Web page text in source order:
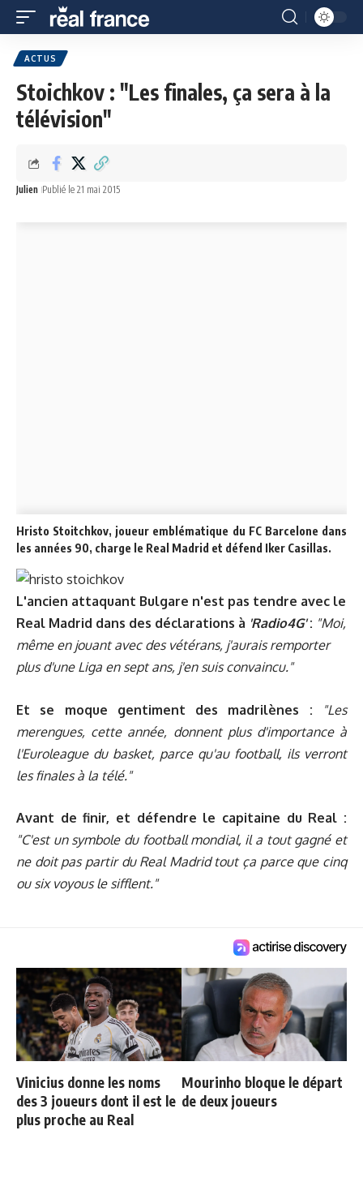
ACTUS
Stoichkov : "Les finales, ça sera à la
télévision"
Julien Publié le 21 mai 2015
Hristo Stoitchkov, joueur emblématique du FC Barcelone dans
les années 90, charge le Real Madrid et défend Iker Casillas.
L'ancien attaquant Bulgare n'est pas tendre avec le
Real Madrid dans des déclarations à 'Radio4G': "Moi,
même en jouant avec des vétérans, j'aurais remporter
plus d'une Liga en sept ans, j'en suis convaincu."
Et se moque gentiment des madrilènes :
"Les
merengues, cette année, donnent plus d'importance à
l'Euroleague du basket, parce qu'au football, ils verront
les finales à la télé."
Avant de finir, et défendre le capitaine du Real :
"C'est un symbole du football mondial, il a tout gagné et
ne doit pas partir du Real Madrid tout ça parce que cinq
ou six voyous le sifflent."
Vinicius donne les noms
des 3 joueurs dont il est le
plus proche au Real
Mourinho bloque le départ
de deux joueurs